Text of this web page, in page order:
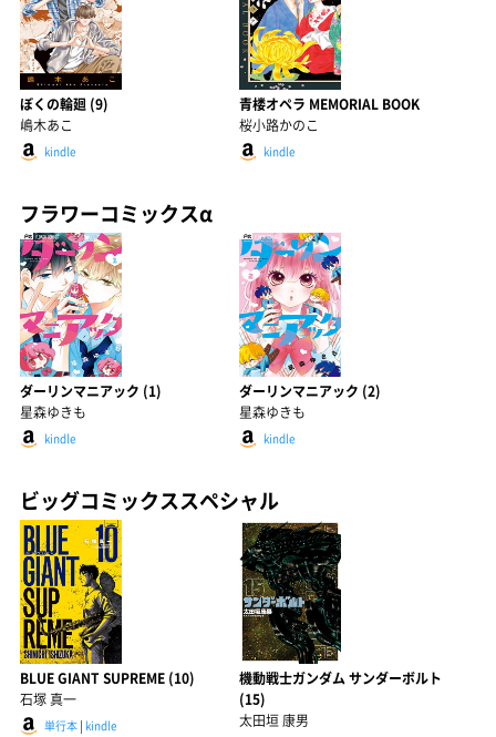
ぼくの輪廻 (9)
嶋木あこ
kindle
青楼オペラ MEMORIAL BOOK
桜小路かのこ
kindle
フラワーコミックスα
ダーリンマニアック (1)
星森ゆきも
kindle
ダーリンマニアック (2)
星森ゆきも
kindle
ビッグコミックススペシャル
BLUE GIANT SUPREME (10)
石塚 真一
単行本 | kindle
機動戦士ガンダム サンダーボルト
(15)
太田垣 康男